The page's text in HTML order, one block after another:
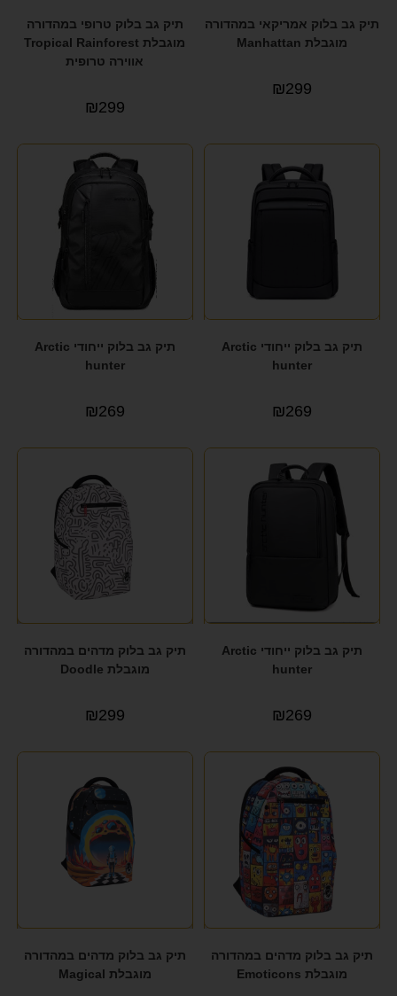
תיק גב בלוק אמריקאי במהדורה
מוגבלת Manhattan
₪299
תיק גב בלוק טרופי במהדורה
מוגבלת Tropical Rainforest
אווירה טרופית
₪299
תיק גב בלוק ייחודי Arctic
hunter
₪269
תיק גב בלוק ייחודי Arctic
hunter
₪269
תיק גב בלוק ייחודי Arctic
hunter
₪269
תיק גב בלוק מדהים במהדורה
מוגבלת Doodle
₪299
תיק גב בלוק מדהים במהדורה
מוגבלת Emoticons
תיק גב בלוק מדהים במהדורה
מוגבלת Magical